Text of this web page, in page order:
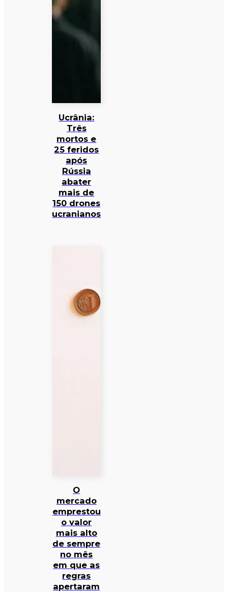
Ucrânia:
Três
mortos e
25 feridos
após
Rússia
abater
mais de
150 drones
ucranianos
O
mercado
emprestou
o valor
mais alto
de sempre
no mês
em que as
regras
apertaram